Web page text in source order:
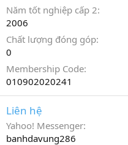
Năm tốt nghiệp cấp 2
2006
Chất lượng đóng góp
0
Membership Code
010902020241
Liên hệ
Yahoo! Messenger
banhdavung286